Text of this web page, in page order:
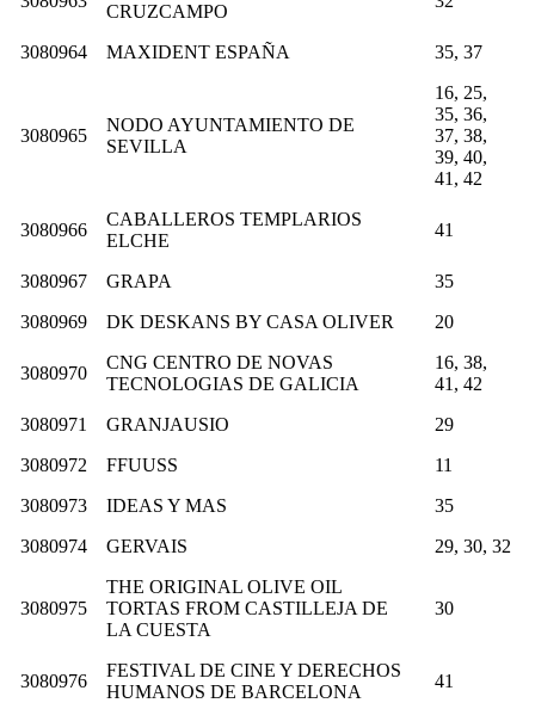
CRUZCAMPO
3080964 MAXIDENT ESPAÑA 35, 37
3080965
NODO AYUNTAMIENTO DE
SEVILLA
16, 25,
35, 36,
37, 38,
39, 40,
41, 42
3080966
CABALLEROS TEMPLARIOS
ELCHE
41
3080967 GRAPA
35
3080969
DK DESKANS BY CASA OLIVER 20
3080970
CNG CENTRO DE NOVAS
TECNOLOGIAS DE GALICIA
16, 38,
41, 42
3080971
GRANJAUSIO
29
3080972
FFUUSS
11
3080973
IDEAS Y MAS
35
3080974
GERVAIS 29, 30, 32
3080975
THE ORIGINAL OLIVE OIL
TORTAS FROM CASTILLEJA DE
LA CUESTA
30
3080976
FESTIVAL DE CINE Y DERECHOS
HUMANOS DE BARCELONA
41